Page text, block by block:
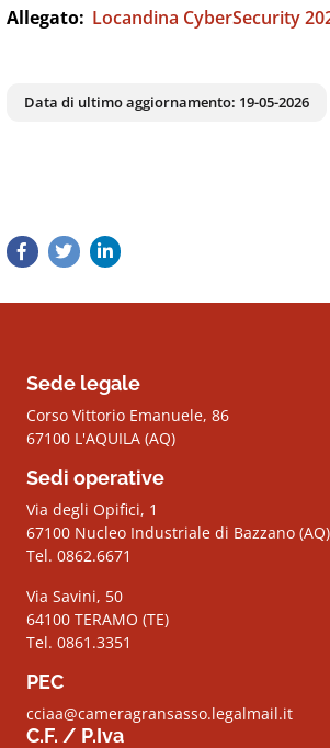
Allegato: Locandina CyberSecurity
Data di ultimo aggiornamento: 19-05-2026
Sede legale
Corso Vittorio Emanuele, 86
67100 L'AQUILA (AQ)
Sedi operative
Via degli Opifici, 1
67100 Nucleo Industriale di Bazzano (AQ)
Tel. 0862.6671
Via Savini, 50
64100 TERAMO (TE)
Tel. 0861.3351
PEC
cciaa@cameragransasso.legalmail.it
C.F. / P.Iva